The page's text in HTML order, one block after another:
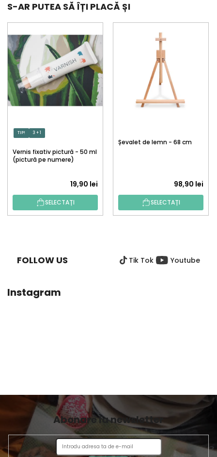
S-AR PUTEA SĂ ÎȚI PLACĂ ȘI
TIP! 3 + 1
Vernis fixativ pictură - 50 ml
(pictură pe numere)
19,90 lei
SELECTAȚI
Șevalet de lemn - 68 cm
98,90 lei
SELECTAȚI
FOLLOW US Tik Tok Youtube
Instagram
Abonare la newsletter